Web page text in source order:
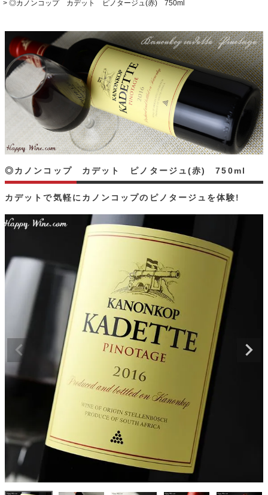
◎カノンコップ カデット ピノタージュ(赤) 750ml
カデットで気軽にカノンコップのピノタージュを体験!
◎カノンコップ カデット ピノタージュ(赤) 750ml